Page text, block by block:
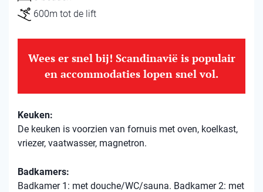
600m tot de lift
Wees er snel bij! Scandinavië is populair
en accommodaties lopen snel vol.
Keuken:
De keuken is voorzien van fornuis met oven, koelkast,
vriezer, vaatwasser, magnetron.
Badkamers:
Badkamer 1: met douche/WC/sauna. Badkamer 2: met